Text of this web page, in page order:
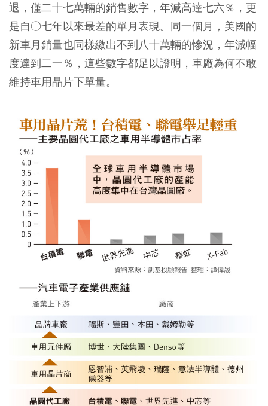
退，僅二十七萬輛的銷售數字，年減高達七六％，更
是自○七年以來最差的單月表現。同一個月，美國的
新車月銷量也同樣繳出不到八十萬輛的慘況，年減幅
度達到二一％，這些數字都足以證明，車廠為何不敢
維持車用晶片下單量。